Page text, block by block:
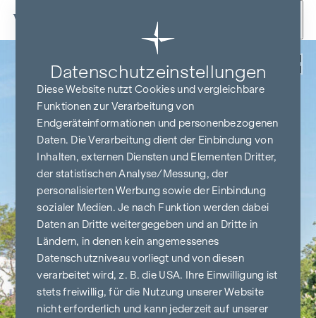
Zum Inhalt springen
Datenschutz­einstellungen
Diese Website nutzt Cookies und vergleichbare
Funktionen zur Verarbeitung von
Endgeräteinformationen und personenbezogenen
Daten. Die Verarbeitung dient der Einbindung von
Inhalten, externen Diensten und Elementen Dritter,
der statistischen Analyse/Messung, der
personalisierten Werbung sowie der Einbindung
sozialer Medien. Je nach Funktion werden dabei
Daten an Dritte weitergegeben und an Dritte in
Ländern, in denen kein angemessenes
Datenschutzniveau vorliegt und von diesen
verarbeitet wird, z. B. die USA. Ihre Einwilligung ist
stets freiwillig, für die Nutzung unserer Website
nicht erforderlich und kann jederzeit auf unserer